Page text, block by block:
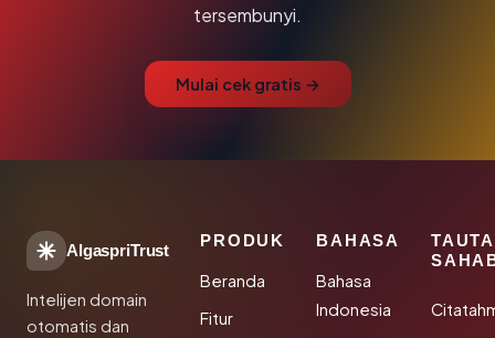
tersembunyi.
Mulai cek gratis →
AlgaspriTrust
Intelijen domain
otomatis dan
PRODUK
Beranda
Fitur
BAHASA
Bahasa
Indonesia